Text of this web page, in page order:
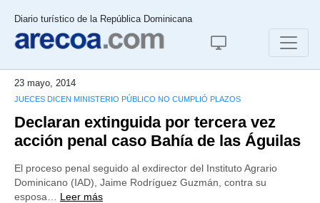
Diario turístico de la República Dominicana
23 mayo, 2014
JUECES DICEN MINISTERIO PÚBLICO NO CUMPLIÓ PLAZOS
Declaran extinguida por tercera vez
acción penal caso Bahía de las Águilas
El proceso penal seguido al exdirector del Instituto Agrario
Dominicano (IAD), Jaime Rodríguez Guzmán, contra su
esposa… Leer más